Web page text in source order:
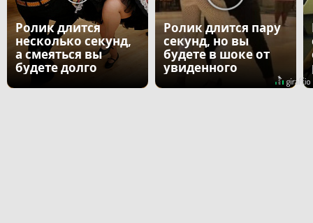
Ролик длится
несколько секунд,
а смеяться вы
будете долго
Ролик длится пару
секунд, но вы
будете в шоке от
увиденного